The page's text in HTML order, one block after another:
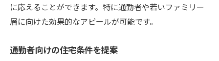
に応えることができます。特に通勤者や若いファミリー
層に向けた効果的なアピールが可能です。
通勤者向けの住宅条件を提案